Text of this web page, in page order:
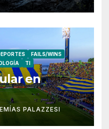
FAILS/WINS
TI
en
PALAZZESI